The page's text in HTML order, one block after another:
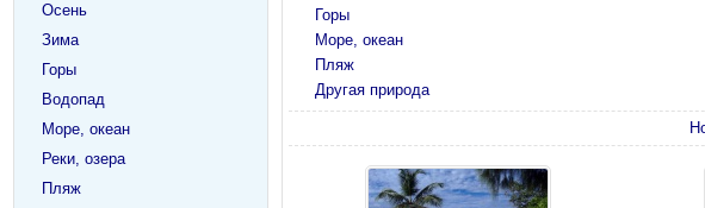
Горы
Море, океан
Пляж
Другая природа
Осень
Зима
Горы
Водопад
Море, океан
Реки, озера
Пляж